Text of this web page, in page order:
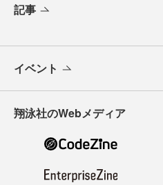
記事
イベント
翔泳社のWebメディア